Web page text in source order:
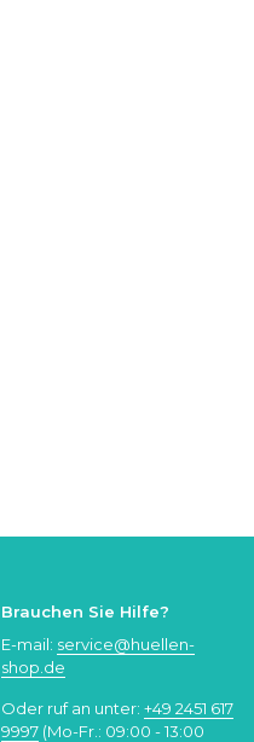
Brauchen Sie Hilfe?
E-mail: service@huellen-
shop.de
Oder ruf an unter: +49 2451 617
9997 (Mo-Fr.: 09:00 - 13:00